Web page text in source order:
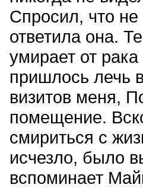
Спросил, что
ответила она.
умирает от
пришлось лечь
визитов меня,
помещение.
смириться с
исчезло, было
вспоминает